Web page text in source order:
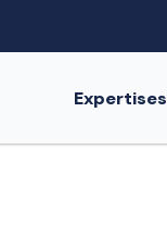
Expertises